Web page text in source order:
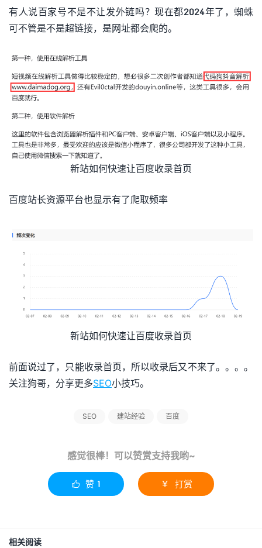
有人说百家号不是不让发外链吗？现在都2024年了，蜘蛛
可不管是不是超链接，是网址都会爬的。
新站如何快速让百度收录首页
百度站长资源平台也显示有了爬取频率
新站如何快速让百度收录首页
前面说过了，只能收录首页，所以收录后又不来了。。。。
关注狗哥，分享更多SEO小技巧。
SEO 建站经验 百度
感觉很棒！可以赞赏支持我哟~
 赞 1  打赏
相关阅读